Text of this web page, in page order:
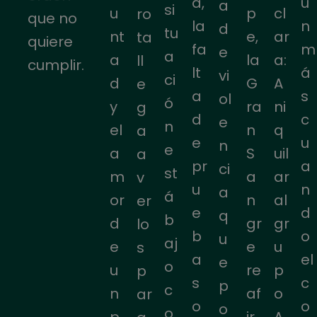
que no
quiere
cumplir.
u
nt
a
d
y
el
a
m
or
d
e
u
n
ro
ta
ll
e
g
a
a
v
er
lo
s
p
ar
si
tu
a
ci
ó
n
e
st
á
b
aj
o
c
la
fa
lt
a
d
e
pr
u
e
b
a
s
o
a
d
e
vi
ol
e
n
ci
a
q
u
e
p
o
p
e,
la
G
ra
n
S
a
n
gr
e
re
af
cl
ar
a:
A
ni
q
uil
ar
al
gr
u
p
o
n
m
á
s
c
u
a
n
d
o
el
c
o